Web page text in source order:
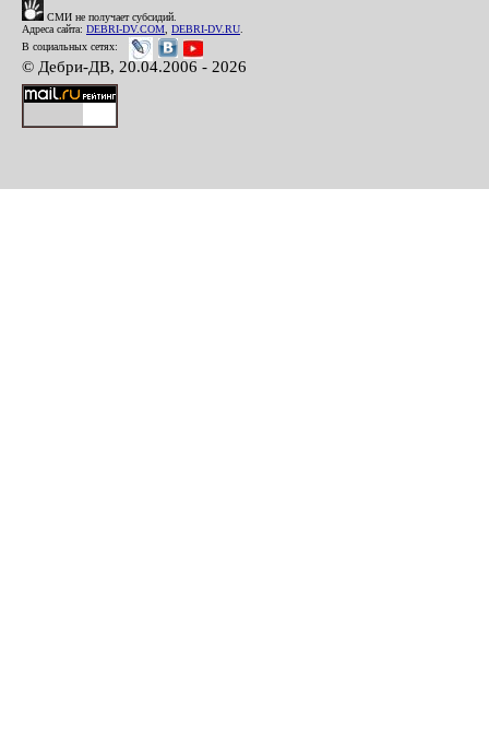
СМИ не получает субсидий.
Адреса сайта: DEBRI-DV.COM DEBRI-DV.RU
В социальных сетях:
© Дебри-ДВ, 20.04.2006 - 2026